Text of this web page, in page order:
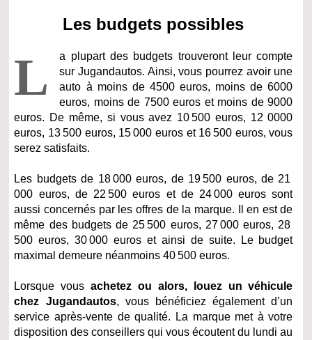
Les budgets possibles
L
a plupart des budgets trouveront leur compte
sur Jugandautos. Ainsi, vous pourrez avoir une
auto à moins de 4500 euros, moins de 6000
euros, moins de 7500 euros et moins de 9000
euros. De même, si vous avez 10 500 euros, 12 0000
euros, 13 500 euros, 15 000 euros et 16 500 euros, vous
serez satisfaits.
Les budgets de 18 000 euros, de 19 500 euros, de 21
000 euros, de 22 500 euros et de 24 000 euros sont
aussi concernés par les offres de la marque. Il en est de
même des budgets de 25 500 euros, 27 000 euros, 28
500 euros, 30 000 euros et ainsi de suite. Le budget
maximal demeure néanmoins 40 500 euros.
Lorsque vousachetez ou alors, louez un véhicule
chez Jugandautos, vous bénéficiez également d’un
service après-vente de qualité. La marque met à votre
disposition des conseillers qui vous écoutent du lundi au